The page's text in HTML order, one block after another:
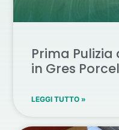
Prima
in Gres
LEGGI TUTTO »